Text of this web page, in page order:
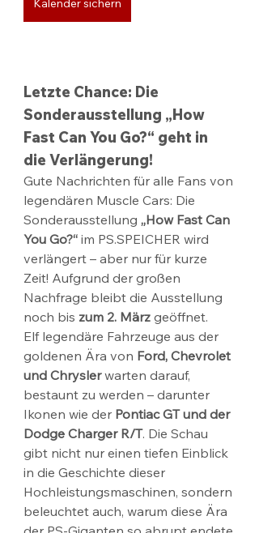
Kalender sichern
Letzte Chance: Die
Sonderausstellung „How
Fast Can You Go?“ geht in
die Verlängerung!
Gute Nachrichten für alle Fans von
legendären Muscle Cars: Die
Sonderausstellung „How Fast Can
You Go?“ im PS.SPEICHER wird
verlängert – aber nur für kurze
Zeit! Aufgrund der großen
Nachfrage bleibt die Ausstellung
noch bis zum 2. März geöffnet.
Elf legendäre Fahrzeuge aus der
goldenen Ära von Ford, Chevrolet
und Chrysler warten darauf,
bestaunt zu werden – darunter
Ikonen wie der Pontiac GT und der
Dodge Charger R/T. Die Schau
gibt nicht nur einen tiefen Einblick
in die Geschichte dieser
Hochleistungsmaschinen, sondern
beleuchtet auch, warum diese Ära